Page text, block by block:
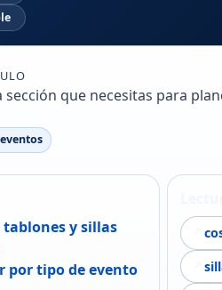
sección que necesitas para
tablones y sillas
por tipo de evento